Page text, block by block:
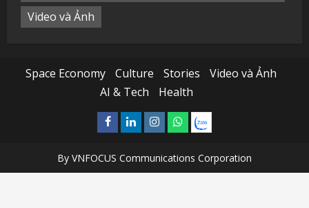
Video và Ảnh
Space Economy Culture Stories
Video và Ảnh
AI & Tech
Health
Facebook
LinkedinInstagram
What’sapp
Zalo